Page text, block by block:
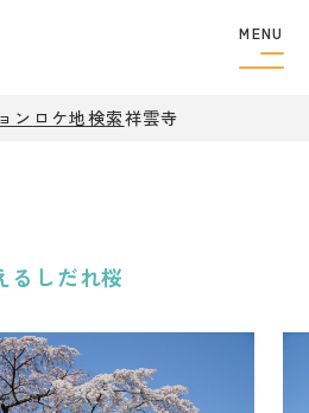
MENU
ン ロケ地検索祥雲寺
るしだれ桜
フィルムコミッショ
ロケ地巡り
観光案内